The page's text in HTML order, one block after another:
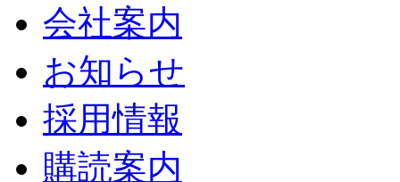
会社案内
お知らせ
採用情報
購読案内